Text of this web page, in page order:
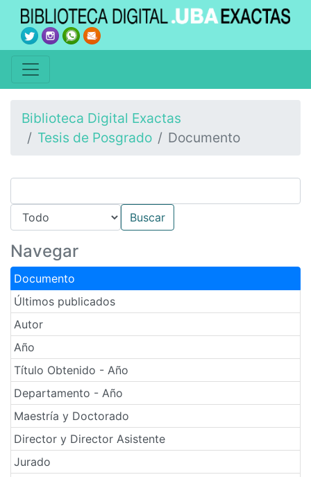
Biblioteca Digital Exactas
Tesis de Posgrado
Documento
Navegar
Documento
Últimos publicados
Autor
Año
Título Obtenido - Año
Departamento - Año
Maestría y Doctorado
Director y Director Asistente
Jurado